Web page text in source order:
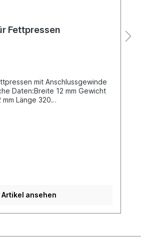
Fettpressen
mit Anschlussgewinde
Daten:Breite 12 mm Gewicht
Länge 320
Artikel ansehen